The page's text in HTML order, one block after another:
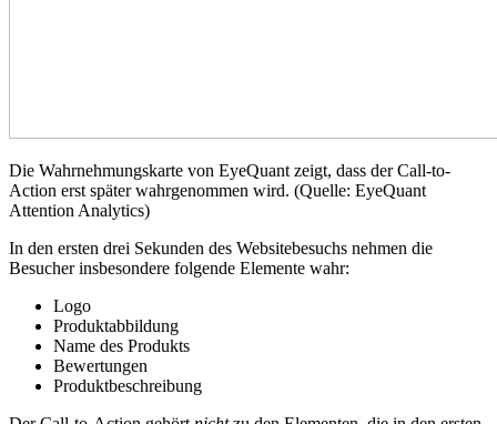
Die Wahrnehmungskarte von EyeQuant zeigt, dass der Call-to-
Action erst später wahrgenommen wird. (Quelle: EyeQuant
Attention Analytics)
In den ersten drei Sekunden des Websitebesuchs nehmen die
Besucher insbesondere folgende Elemente wahr:
Logo
Produktabbildung
Name des Produkts
Bewertungen
Produktbeschreibung